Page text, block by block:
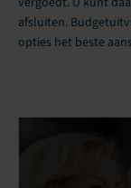
afsluiten.
opties het beste